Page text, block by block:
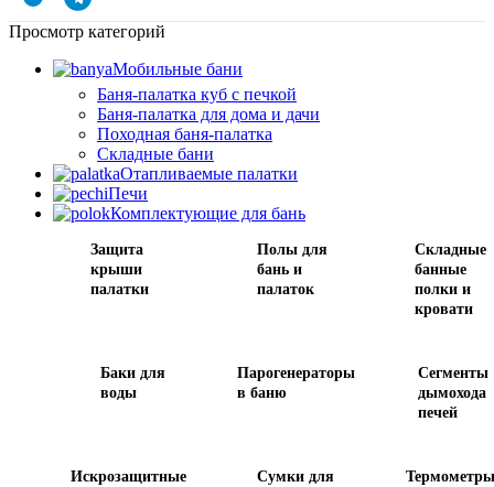
Просмотр категорий
Мобильные бани
Баня-палатка куб с печкой
Баня-палатка для дома и дачи
Походная баня-палатка
Складные бани
Отапливаемые палатки
Печи
Комплектующие для бань
Защита
крыши
палатки
Полы для
бань и
палаток
Складные
банные
полки и
кровати
Баки для
воды
Парогенераторы
в баню
Сегменты
дымохода
печей
Искрозащитные
Сумки для
Термометры